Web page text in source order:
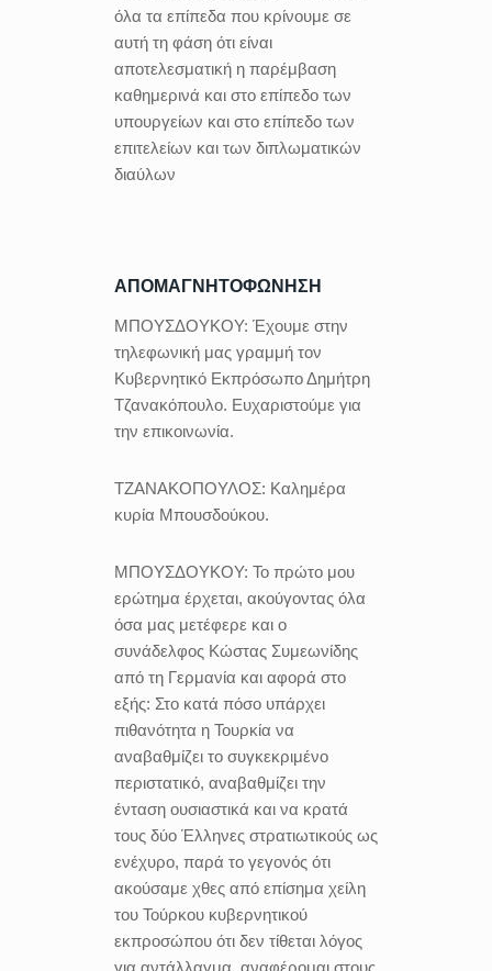
όλα τα επίπεδα που κρίνουμε σε
αυτή τη φάση ότι είναι
αποτελεσματική η παρέμβαση
καθημερινά και στο επίπεδο των
υπουργείων και στο επίπεδο των
επιτελείων και των διπλωματικών
διαύλων
ΑΠΟΜΑΓΝΗΤΟΦΩΝΗΣΗ
ΜΠΟΥΣΔΟΥΚΟΥ: Έχουμε στην
τηλεφωνική μας γραμμή τον
Κυβερνητικό Εκπρόσωπο Δημήτρη
Τζανακόπουλο. Ευχαριστούμε για
την επικοινωνία.
ΤΖΑΝΑΚΟΠΟΥΛΟΣ: Καλημέρα
κυρία Μπουσδούκου.
ΜΠΟΥΣΔΟΥΚΟΥ: Το πρώτο μου
ερώτημα έρχεται, ακούγοντας όλα
όσα μας μετέφερε και ο
συνάδελφος Κώστας Συμεωνίδης
από τη Γερμανία και αφορά στο
εξής: Στο κατά πόσο υπάρχει
πιθανότητα η Τουρκία να
αναβαθμίζει το συγκεκριμένο
περιστατικό, αναβαθμίζει την
ένταση ουσιαστικά και να κρατά
τους δύο Έλληνες στρατιωτικούς ως
ενέχυρο, παρά το γεγονός ότι
ακούσαμε χθες από επίσημα χείλη
του Τούρκου κυβερνητικού
εκπροσώπου ότι δεν τίθεται λόγος
για αντάλλαγμα, αναφέρομαι στους